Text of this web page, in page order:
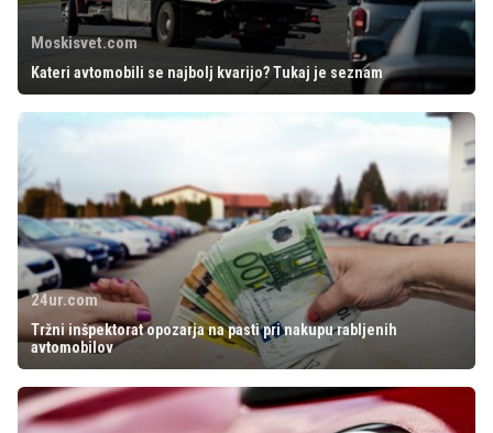
Moskisvet.com
Kateri avtomobili se najbolj kvarijo? Tukaj je seznam
24ur.com
Tržni inšpektorat opozarja na pasti pri nakupu rabljenih
avtomobilov